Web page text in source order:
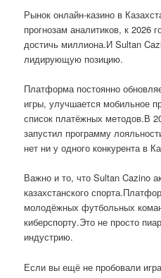
Рынок онлайн-казино в
прогнозам аналитиков, к 2026
достичь миллиона.И Sultan
лидирующую позицию.
Платформа постоянно
игры, улучшается мобильное
список платёжных методов.В
запустил программу
нет ни у одного конкурента в
Важно и то, что Sultan Cazino
казахстанского
молодёжных футбольных
киберспорту.Это не просто
индустрию.
Если вы ещё не пробовали